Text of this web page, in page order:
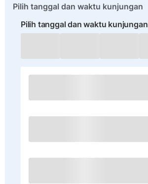
Pilih tanggal dan waktu kunjungan
Pilih tanggal dan waktu kunjungan